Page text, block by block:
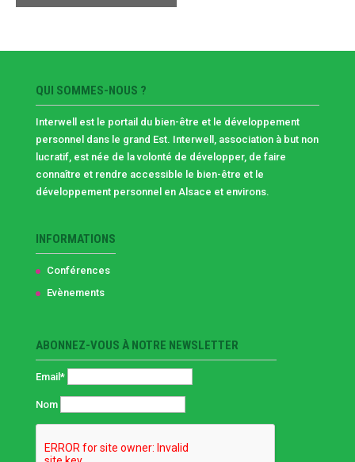
QUI SOMMES-NOUS ?
Interwell est le portail du bien-être et le développement
personnel dans le grand Est. Interwell, association à but non
lucratif, est née de la volonté de développer, de faire
connaître et rendre accessible le bien-être et le
développement personnel en Alsace et environs.
INFORMATIONS
Conférences
Evènements
ABONNEZ-VOUS À NOTRE NEWSLETTER
Email*
Nom